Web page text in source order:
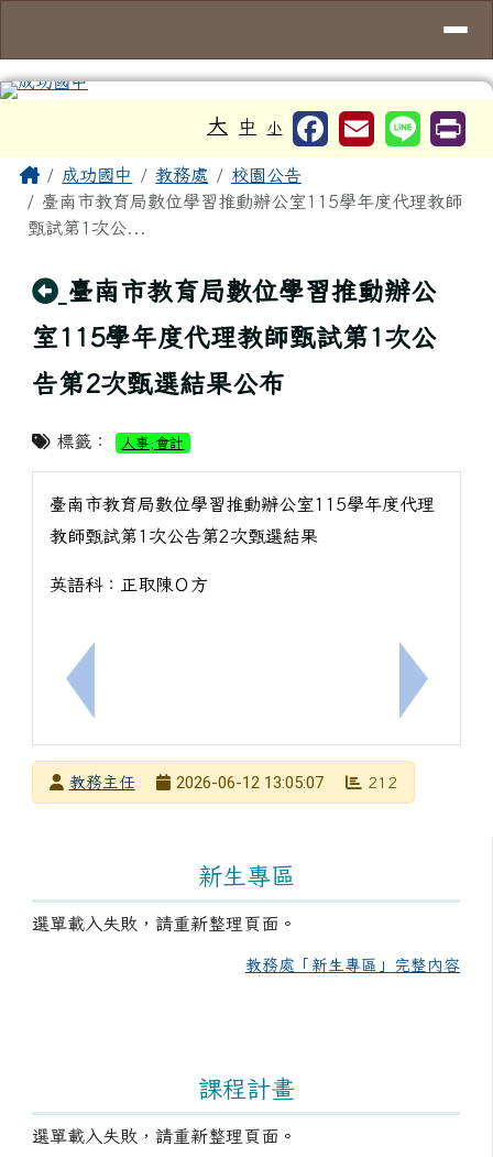
大 中 小
主內容區域
Home成功國中 教務處
校園公告
臺南市教育局數位學習推動辦公室115學年度代理教師
甄試第1次公...
回上頁
臺南市教育局數位學習推動辦公
室115學年度代理教師甄試第1次公
告第2次甄選結果公布
標籤： 人事;會計
上一筆：因材網「因雄崛起」平臺115年「水域特攻
臺南市教育局數位學習推動辦公室115學年度代理
教師甄試第1次公告第2次甄選結果
英語科：正取陳Ｏ方
下一筆：
發布者教務主任
2026-06-12 13:05:07 212
新生專區
選單載入失敗，請重新整理頁面。
教務處「新生專區」完整內容
課程計畫
選單載入失敗，請重新整理頁面。
頁尾區域